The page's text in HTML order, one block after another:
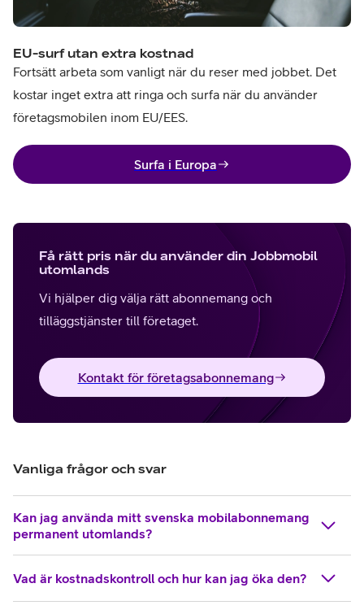
EU-surf utan extra kostnad
Fortsätt arbeta som vanligt när du reser med jobbet. Det
kostar inget extra att ringa och surfa när du använder
företagsmobilen inom EU/EES.
Surfa i Europa
Få rätt pris när du använder din Jobbmobil
utomlands
Vi hjälper dig välja rätt abonnemang och
tilläggstjänster till företaget.
Kontakt för företagsabonnemang
Vanliga frågor och svar
Kan jag använda mitt svenska mobilabonnemang
permanent utomlands?
Vad är kostnadskontroll och hur kan jag öka den?